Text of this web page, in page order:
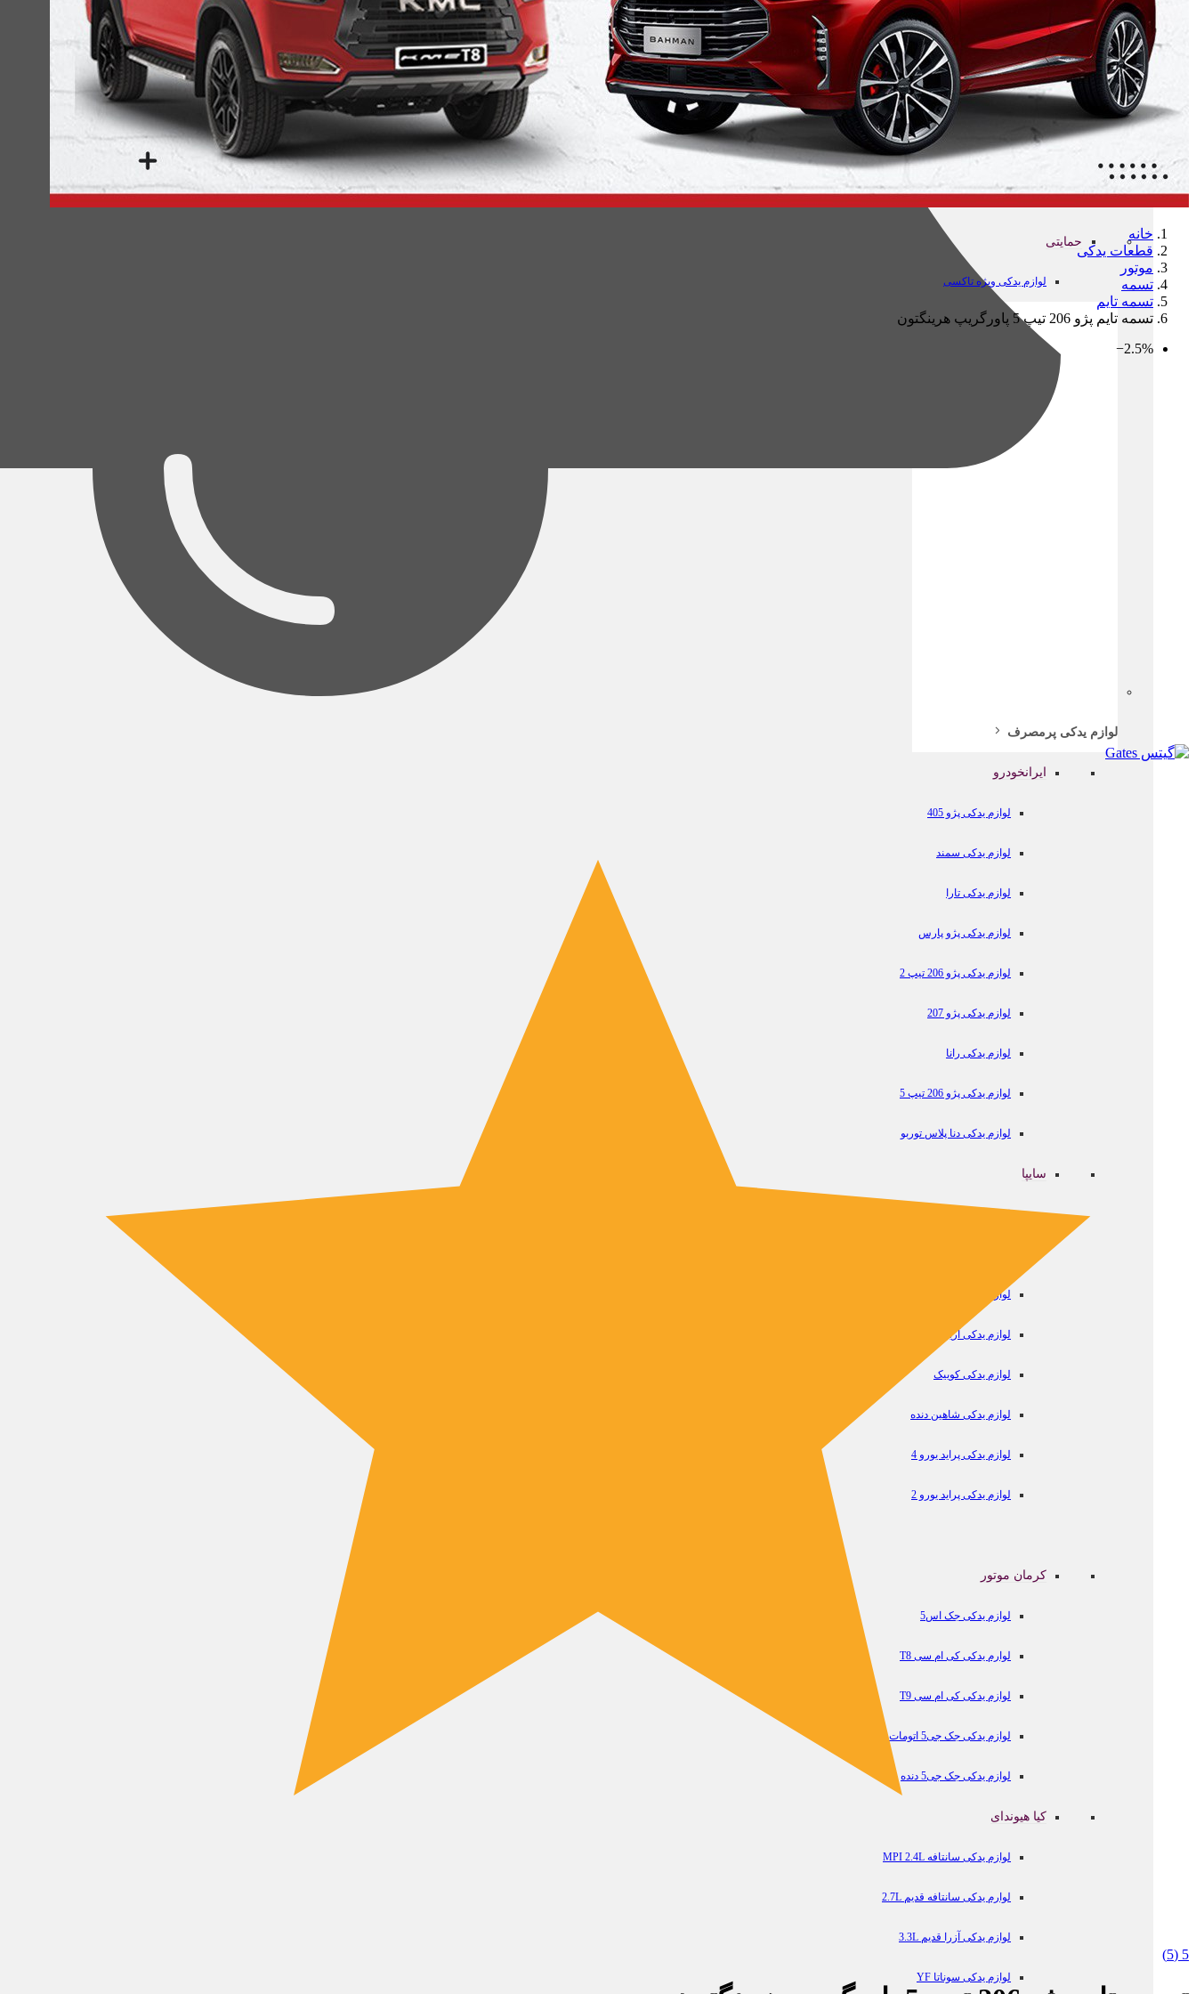
لوازم یدکی پرمصرف
ایرانخودرو
لوازم یدکی پژو 405
لوازم یدکی سمند
لوازم یدکی تارا
لوازم یدکی پژو پارس
لوازم یدکی پژو 206 تیپ 2
لوازم یدکی پژو 207
لوازم یدکی رانا
لوازم یدکی پژو 206 تیپ 5
لوازم یدکی دنا پلاس توربو
سایپا
لوازم یدکی تیبا
لوازم یدکی آریو
لوازم یدکی کوییک
لوازم یدکی شاهین دنده
لوازم یدکی پراید یورو 4
لوازم یدکی پراید یورو 2
کرمان موتور
لوازم یدکی جک اس5
لوارم یدکی کی ام سی T8
لوازم یدکی کی ام سی T9
لوازم یدکی جک جی5 اتومات
لوازم یدکی جک جی5 دنده
کیا هیوندای
لوازم یدکی سانتافه MPI 2.4L
لوارم یدکی سانتافه قدیم 2.7L
لوازم یدکی آزرا قدیم 3.3L
لوازم یدکی سوناتا YF
تعویض روغن
سرویس روغن و فیلتر پژو 405 پارس
سرویس روغن و فیلتر پژو 206 207 رانا
سرویس روغن و فیلترسمند دنا سورن
حمایتی
لوازم یدکی ویژه تاکسی
خانه
قطعات یدکی
موتور
تسمه
تسمه تایم
تسمه تایم پژو 206 تیپ 5 پاورگریپ هرینگتون
‎−2.5%
5
(5)